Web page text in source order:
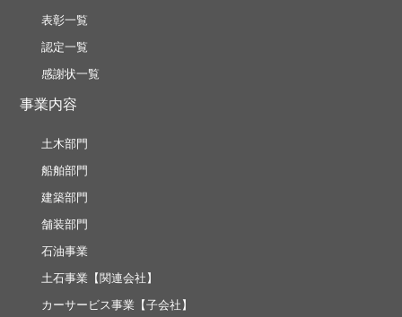
表彰一覧
認定一覧
感謝状一覧
事業内容
土木部門
船舶部門
建築部門
舗装部門
石油事業
土石事業【関連会社】
カーサービス事業【子会社】